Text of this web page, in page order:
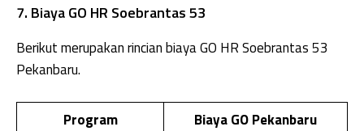
7. Biaya GO HR Soebrantas 53
Berikut merupakan rincian biaya GO HR Soebrantas 53
Pekanbaru.
Program
Biaya GO Pekanbaru